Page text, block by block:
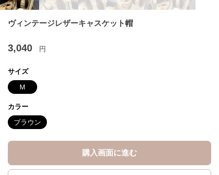
ヴィンテージレザーキャスケット帽
3,040 円
サイズ
M
カラー
ブラウン
購入画面に進む